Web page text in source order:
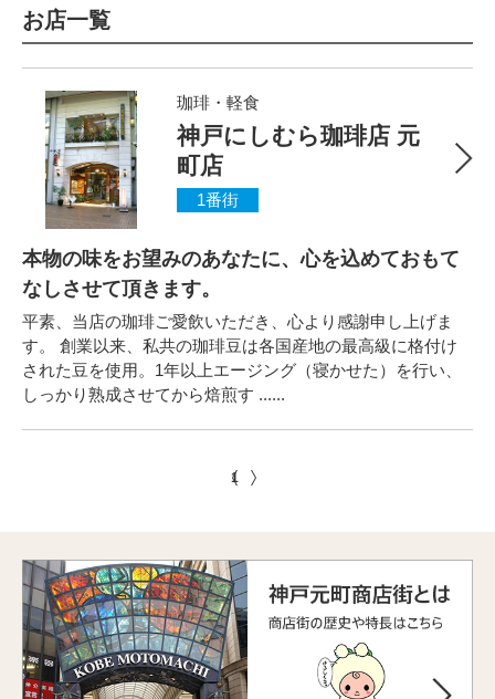
お店一覧
珈琲・軽食
神戸にしむら珈琲店 元
町店
1番街
本物の味をお望みのあなたに、心を込めておもて
なしさせて頂きます。
平素、当店の珈琲ご愛飲いただき、心より感謝申し上げま
す。 創業以来、私共の珈琲豆は各国産地の最高級に格付け
された豆を使用。1年以上エージング（寝かせた）を行い、
しっかり熟成させてから焙煎す ......
1